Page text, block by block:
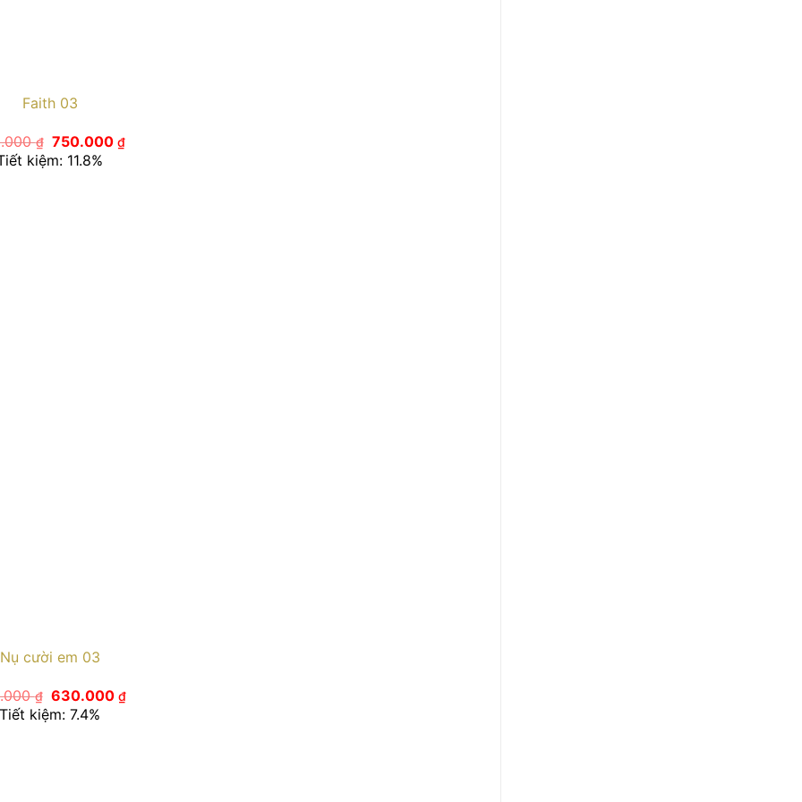
Faith 03
₫ Giá
gốc
là:
750.000₫Giá
kiệm: 11.8%
Nụ cười em 03
₫ Giá
gốc
là:
630.000₫Giá
Tiết kiệm: 7.4%